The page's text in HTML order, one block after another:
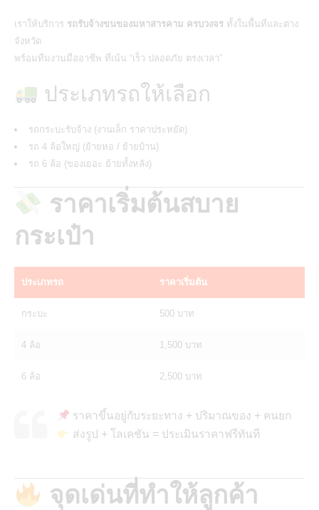
เราให้บริการ รถรับจ้างขนของมหาสารคาม ครบวงจร ทั้งในพื้นที่และต่าง
จังหวัด
พร้อมทีมงานมืออาชีพ ที่เน้น “เร็ว ปลอดภัย ตรงเวลา”
ประเภทรถให้เลือก
รถกระบะรับจ้าง (งานเล็ก ราคาประหยัด)
รถ 4 ล้อใหญ่ (ย้ายหอ / ย้ายบ้าน)
รถ 6 ล้อ (ของเยอะ ย้ายทั้งหลัง)
ราคาเริ่มต้นสบาย
กระเป๋า
ประเภทรถ ราคาเริ่มต้น
กระบะ 500 บาท
4 ล้อ 1,500 บาท
6 ล้อ 2,500 บาท
ราคาขึ้นอยู่กับระยะทาง + ปริมาณของ + คนยก
ส่งรูป + โลเคชัน = ประเมินราคาฟรีทันที
จุดเด่นที่ทำให้ลูกค้า